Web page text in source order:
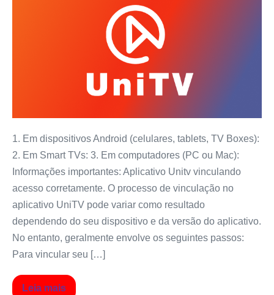
1. Em dispositivos Android (celulares, tablets, TV Boxes):
2. Em Smart TVs: 3. Em computadores (PC ou Mac):
Informações importantes: Aplicativo Unitv vinculando
acesso corretamente. O processo de vinculação no
aplicativo UniTV pode variar como resultado
dependendo do seu dispositivo e da versão do aplicativo.
No entanto, geralmente envolve os seguintes passos:
Para vincular seu […]
Leia mais